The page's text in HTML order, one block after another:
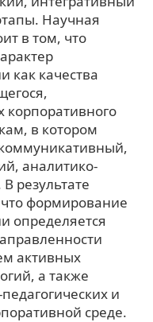
Научная
в том, что
как качества
корпоративного
в котором
аналитико-
результате
формирование
определяется
активных
а также
и
среде.